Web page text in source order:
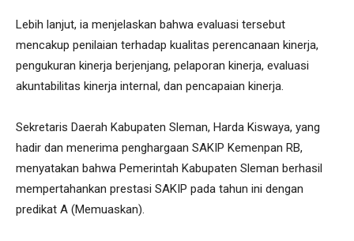
Lebih lanjut, ia menjelaskan bahwa evaluasi tersebut
mencakup penilaian terhadap kualitas perencanaan kinerja,
pengukuran kinerja berjenjang, pelaporan kinerja, evaluasi
akuntabilitas kinerja internal, dan pencapaian kinerja.
Sekretaris Daerah Kabupaten Sleman, Harda Kiswaya, yang
hadir dan menerima penghargaan SAKIP Kemenpan RB,
menyatakan bahwa Pemerintah Kabupaten Sleman berhasil
mempertahankan prestasi SAKIP pada tahun ini dengan
predikat A (Memuaskan).